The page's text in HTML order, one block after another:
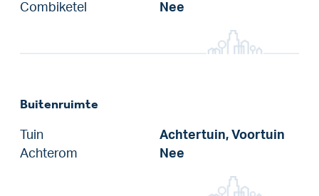
Combiketel
Nee
Buitenruimte
Tuin
Achtertuin, Voortuin
Achterom
Nee